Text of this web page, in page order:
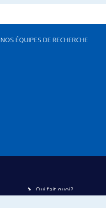
NOS ÉQUIPES DE RECHERCHE
Qui fait quoi?